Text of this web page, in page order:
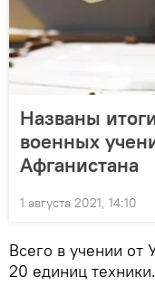
Названы
военных
Афганистана
1 августа 2021, 14:10
Всего в учении от
20 единиц техники.